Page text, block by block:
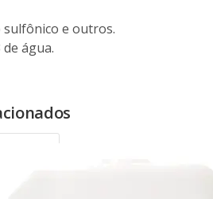
sulfônico e outros.
água.